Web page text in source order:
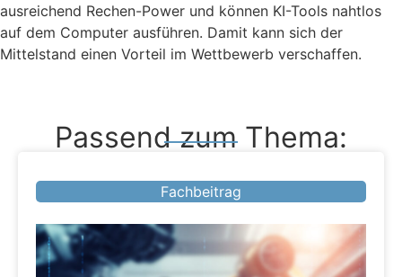
ausreichend Rechen-Power und können KI-Tools nahtlos
auf dem Computer ausführen. Damit kann sich der
Mittelstand einen Vorteil im Wettbewerb verschaffen.
Passend zum Thema:
Fachbeitrag